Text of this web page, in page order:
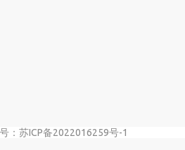
：苏ICP备2022016259号-1